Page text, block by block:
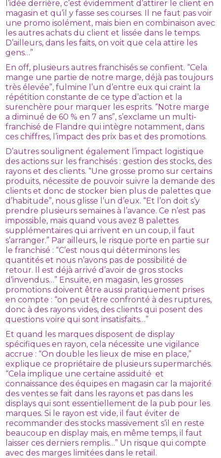
l’idée derrière, c’est évidemment d’attirer le client en
magasin et qu’il y fasse ses courses. Il ne faut pas voir
une promo isolément, mais bien en combinaison avec
les autres achats du client et lissée dans le temps.
D’ailleurs, dans les faits, on voit que cela attire les
gens…”
En off, plusieurs autres franchisés se confient. “Cela
mange une partie de notre marge, déjà pas toujours
très élevée”, fulmine l’un d’entre eux qui craint la
répétition constante de ce type d’action et la
surenchère pour marquer les esprits. “Notre marge
a diminué de 60 % en 7 ans”, s’exclame un multi-
franchisé de Flandre qui intègre notamment, dans
ces chiffres, l’impact des prix bas et des promotions.
D’autres soulignent également l’impact logistique
des actions sur les franchisés : gestion des stocks, des
rayons et des clients. “Une grosse promo sur certains
produits, nécessite de pouvoir suivre la demande des
clients et donc de stocker bien plus de palettes que
d’habitude”, nous glisse l’un d’eux. “Et l’on doit s’y
prendre plusieurs semaines à l’avance. Ce n’est pas
impossible, mais quand vous avez 8 palettes
supplémentaires qui arrivent en un coup, il faut
s’arranger.” Par ailleurs, le risque porte en partie sur
le franchisé : “C’est nous qui déterminons les
quantités et nous n’avons pas de possibilité de
retour. Il est déjà arrivé d’avoir de gros stocks
d’invendus…” Ensuite, en magasin, les grosses
promotions doivent être aussi pratiquement prises
en compte : “on peut être confronté à des ruptures,
donc à des rayons vides, des clients qui posent des
questions voire qui sont insatisfaits…”
Et quand les marques disposent de display
spécifiques en rayon, cela nécessite une vigilance
accrue : “On double les lieux de mise en place,”
explique ce propriétaire de plusieurs supermarchés.
“Cela implique une certaine assiduité et
connaissance des équipes en magasin car la majorité
des ventes se fait dans les rayons et pas dans les
displays qui sont essentiellement de la pub pour les
marques. Si le rayon est vide, il faut éviter de
recommander des stocks massivement s’il en reste
beaucoup en display mais, en même temps, il faut
laisser ces derniers remplis…” Un risque qui compte
avec des marges limitées dans le retail.